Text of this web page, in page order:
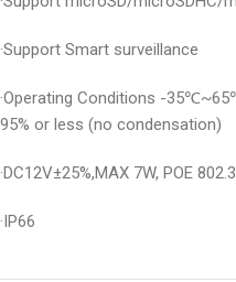
·Support Smart surveillance
·Operating Conditions -
95% or less (no condensation)
·DC12V±25%,MAX 7W, POE
·IP66